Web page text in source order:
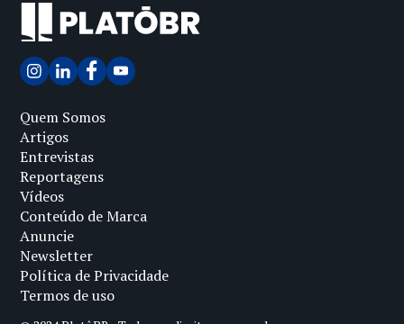
Quem Somos
Artigos
Entrevistas
Reportagens
Vídeos
Conteúdo de Marca
Anuncie
Newsletter
Política de Privacidade
Termos de uso